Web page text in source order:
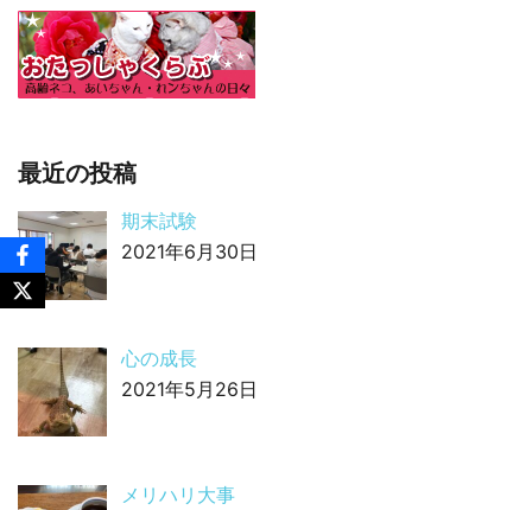
最近の投稿
期末試験
2021年6月30日
心の成長
2021年5月26日
メリハリ大事